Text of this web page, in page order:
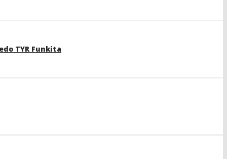
TYR Funkita